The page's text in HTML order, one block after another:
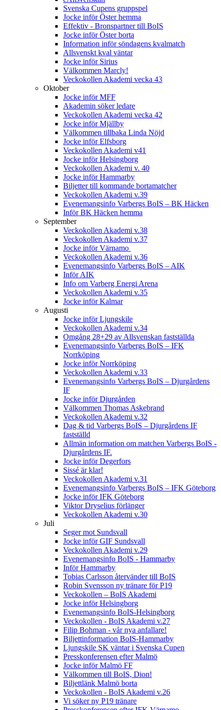
Svenska Cupens gruppspel
Jocke inför Öster hemma
Effektiv - Bronspartner till BoIS
Jocke inför Öster borta
Information inför söndagens kvalmatch
Allsvenskt kval väntar
Jocke inför Sirius
Välkommen Marcly!
Veckokollen Akademi vecka 43
Oktober
Jocke inför MFF
Akademin söker ledare
Veckokollen Akademi vecka 42
Jocke inför Mjällby
Välkommen tillbaka Linda Nöjd
Jocke inför Elfsborg
Veckokollen Akademi v41
Jocke inför Helsingborg
Veckokollen Akademi v. 40
Jocke inför Hammarby
Biljetter till kommande bortamatcher
Veckokollen Akademi v.39
Evenemangsinfo Varbergs BoIS – BK Häcken
Inför BK Häcken hemma
September
Veckokollen Akademi v.38
Veckokollen Akademi v.37
Jocke inför Värnamo
Veckokollen Akademi v.36
Evenemangsinfo Varbergs BoIS – AIK
Inför AIK
Info om Varberg Energi Arena
Veckokollen Akademi v.35
Jocke inför Kalmar
Augusti
Jocke inför Ljungskile
Veckokollen Akademi v.34
Omgång 28+29 av Allsvenskan fastställda
Evenemangsinfo Varbergs BoIS – IFK
Norrköping
Jocke inför Norrköping
Veckokollen Akademi v.33
Evenemangsinfo Varbergs BoIS – Djurgårdens
IF
Jocke inför Djurgården
Välkommen Thomas Askebrand
Veckokollen Akademi v.32
Dag & tid Varbergs BoIS – Djurgårdens IF
fastställd
Allmän information om matchen Varbergs BoIS -
Djurgårdens IF.
Jocke inför Degerfors
Sissé är klar!
Veckokollen Akademi v.31
Evenemangsinfo Varbergs BoIS – IFK Göteborg
Jocke inför IFK Göteborg
Viktor Dryselius förlänger
Veckokollen Akademi v.30
Juli
Seger mot Sundsvall
Jocke inför GIF Sundsvall
Veckokollen Akademi v.29
Evenemangsinfo BoIS - Hammarby
Inför Hammarby
Tobias Carlsson återvänder till BoIS
Robin Svensson ny tränare för P19
Veckokollen – BoIS Akademi
Jocke inför Helsingborg
Evenemangsinfo BoIS-Helsingborg
Veckokollen - BoIS Akademi v.27
Filip Bohman - vår nya anfallare!
Biljettinformation BoIS-Hammarby
Ljungskile SK väntar i Svenska Cupen
Presskonferensen efter Malmö
Jocke inför Malmö FF
Välkommen till BoIS, Dion!
Biljettlänk Malmö borta
Veckokollen - BoIS Akademi v.26
Vi söker ny P19 tränare